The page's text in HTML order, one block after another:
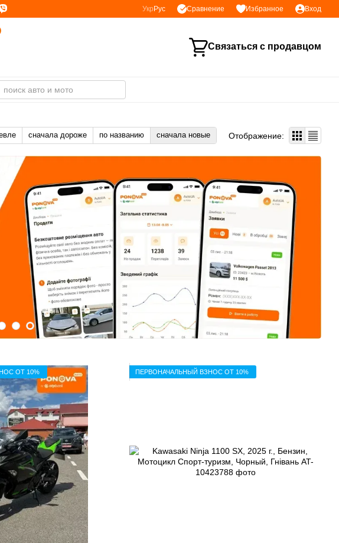
Укр Рус Сравнение Избранное Вход
Связаться с продавцом
сначала дороже по названию сначала новые Отображение:
ОТ 10% ПЕРВОНАЧАЛЬНЫЙ ВЗНОС ОТ 10%